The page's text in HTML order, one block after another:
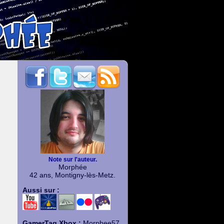
Note sur l'auteur.
Morphée
42 ans, Montigny-lès-Metz.
Aussi sur :